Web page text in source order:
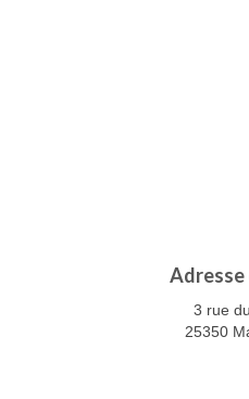
3 rue
25350